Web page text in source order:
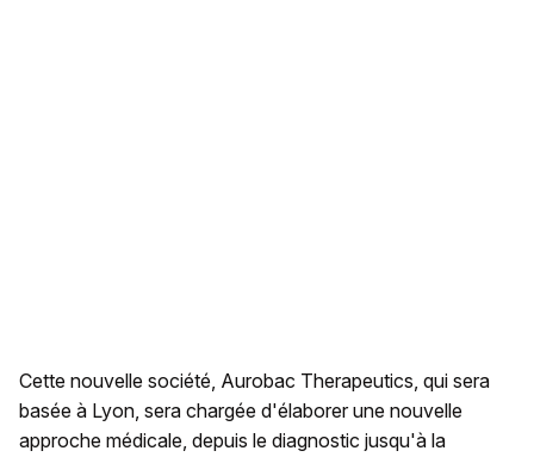
Cette nouvelle société, Aurobac Therapeutics, qui sera
basée à Lyon, sera chargée d'élaborer une nouvelle
approche médicale, depuis le diagnostic jusqu'à la